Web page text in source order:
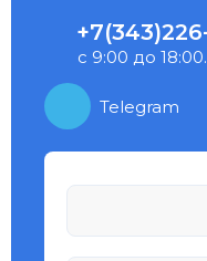
с 9:00 до 18:00.
Telegram